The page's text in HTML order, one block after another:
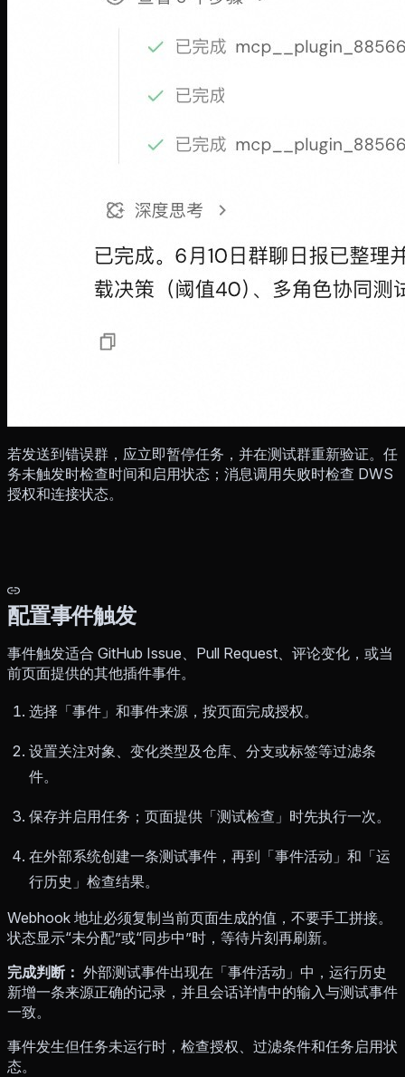
若发送到错误群，应立即暂停任务，并在测试群重新验证。任
务未触发时检查时间和启用状态；消息调用失败时检查 DWS
授权和连接状态。
配置事件触发
事件触发适合 GitHub Issue、Pull Request、评论变化，或当
前页面提供的其他插件事件。
选择「事件」和事件来源，按页面完成授权。
设置关注对象、变化类型及仓库、分支或标签等过滤条
件。
保存并启用任务；页面提供「测试检查」时先执行一次。
在外部系统创建一条测试事件，再到「事件活动」和「运
行历史」检查结果。
Webhook 地址必须复制当前页面生成的值，不要手工拼接。
状态显示“未分配”或“同步中”时，等待片刻再刷新。
完成判断： 外部测试事件出现在「事件活动」中，运行历史
新增一条来源正确的记录，并且会话详情中的输入与测试事件
一致。
事件发生但任务未运行时，检查授权、过滤条件和任务启用状
态。